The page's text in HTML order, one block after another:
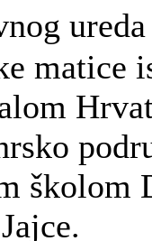
matice
školom